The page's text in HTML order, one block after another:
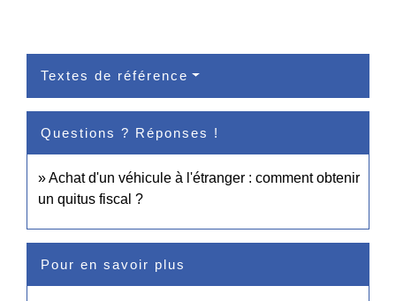
Textes de référence
Questions ? Réponses !
Achat d'un véhicule à l'étranger : comment obtenir
un quitus fiscal ?
Pour en savoir plus